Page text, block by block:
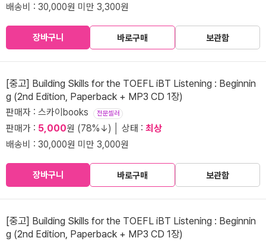
배송비 : 30,000원 미만 3,300원
장바구니 바로구매 보관함
[중고] Building Skills for the TOEFL iBT Listening : Beginnin
g (2nd Edition, Paperback + MP3 CD 1장)
판매자 : 스카이books 전문셀러
판매가 : 5,000원 (78%↓) │ 상태 : 최상
배송비 : 30,000원 미만 3,000원
장바구니 바로구매 보관함
[중고] Building Skills for the TOEFL iBT Listening : Beginnin
g (2nd Edition, Paperback + MP3 CD 1장)